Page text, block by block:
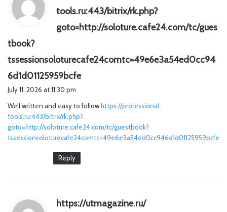
tools.ru:443/bitrix/rk.php?
goto=http://soloture.cafe24.com/tc/gues
tbook?
tssessionsoloturecafe24comtc=49e6e3a54ed0cc94
6d1d01125959bcfe
s
:
July 11, 2026 at 11:30 pm
Well written and easy to follow https://professional-
tools.ru:443/bitrix/rk.php?
goto=http://soloture.cafe24.com/tc/guestbook?
tssessionsoloturecafe24comtc=49e6e3a54ed0cc946d1d01125959bcfe
Reply
https://utmagazine.ru/s